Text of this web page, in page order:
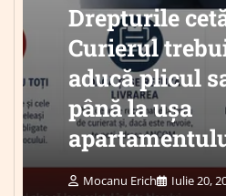
Drepturile
Curierul
aducă plicul
până la ușa
Mocanu Erich Iulie 20,